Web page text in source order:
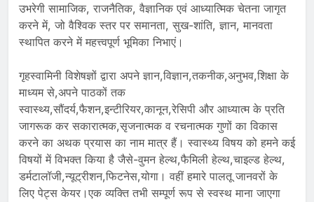
उभरेगी सामाजिक, राजनैतिक, वैज्ञानिक एवं आध्यात्मिक चेतना जागृत
करने में, जो वैश्विक स्तर पर समानता, सुख-शांति, ज्ञान, मानवता
स्थापित करने में महत्त्वपूर्ण भूमिका निभाएं।
गृहस्वामिनी विशेषज्ञों द्वारा अपने ज्ञान,विज्ञान,तकनीक,अनुभव,शिक्षा के
माध्यम से,अपने पाठकों तक
स्वास्थ्य,सौंदर्य,फैशन,इन्टीरियर,कानून,रेसिपी और आध्यात्म के प्रति
जागरूक कर सकारात्मक,सृजनात्मक व रचनात्मक गुणों का विकास
करने का अथक प्रयास का नाम मात्र हैं। स्वास्थ्य विषय को हमने कई
विषयों में विभक्त किया है जैसे-वुमन हेल्थ,फैमिली हेल्थ,चाइल्ड हेल्थ,
डर्मटालॉजी,न्यूट्रीशन,फिटनेस,योगा। वहीं हमारे पालतू जानवरों के
लिए पेट्स केयर।एक व्यक्ति तभी सम्पूर्ण रूप से स्वस्थ माना जाएगा